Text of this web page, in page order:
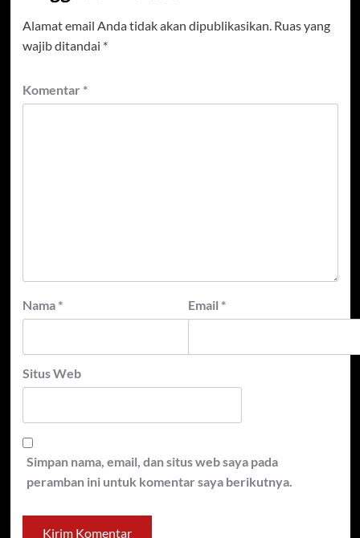
Alamat email Anda tidak akan dipublikasikan. Ruas yang
wajib ditandai *
Komentar *
Nama * Email *
Situs Web
Simpan nama, email, dan situs web saya pada
peramban ini untuk komentar saya berikutnya.